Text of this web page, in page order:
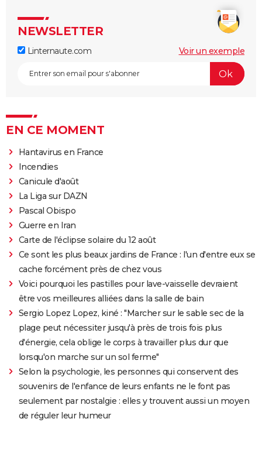
NEWSLETTER
Linternaute.com Voir un exemple
EN CE MOMENT
Hantavirus en France
Incendies
Canicule d'août
La Liga sur DAZN
Pascal Obispo
Guerre en Iran
Carte de l'éclipse solaire du 12 août
Ce sont les plus beaux jardins de France : l'un d'entre eux se
cache forcément près de chez vous
Voici pourquoi les pastilles pour lave-vaisselle devraient
être vos meilleures alliées dans la salle de bain
Sergio Lopez Lopez, kiné : "Marcher sur le sable sec de la
plage peut nécessiter jusqu'à près de trois fois plus
d'énergie, cela oblige le corps à travailler plus dur que
lorsqu'on marche sur un sol ferme"
Selon la psychologie, les personnes qui conservent des
souvenirs de l'enfance de leurs enfants ne le font pas
seulement par nostalgie : elles y trouvent aussi un moyen
de réguler leur humeur